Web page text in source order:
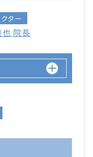
ター
院長